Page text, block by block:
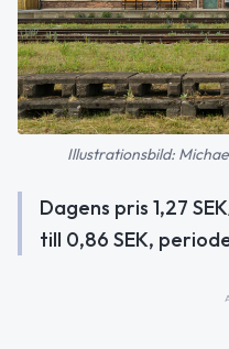
Illustrationsbild:
Dagens pris 1,27
till 0,86 SEK,